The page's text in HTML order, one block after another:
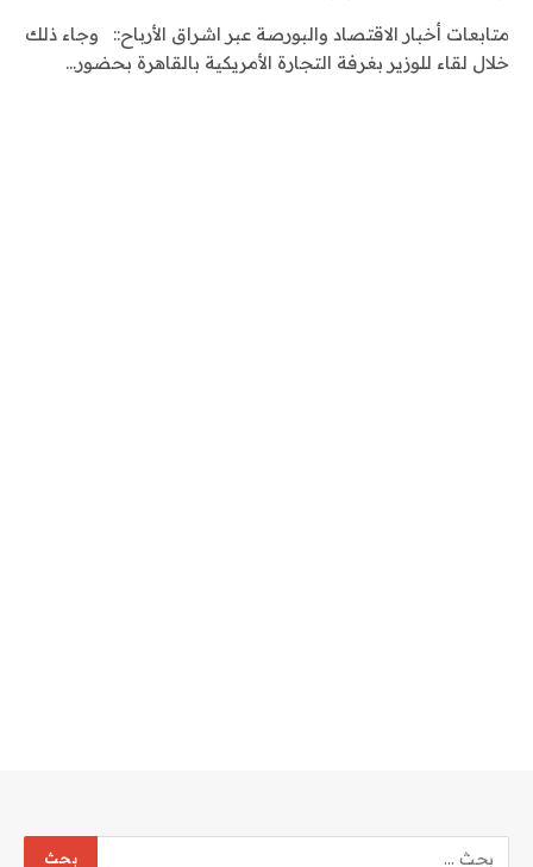
متابعات أخبار الاقتصاد والبورصة عبر اشراق الأرباح:: وجاء ذلك
خلال لقاء للوزير بغرفة التجارة الأمريكية بالقاهرة بحضور…